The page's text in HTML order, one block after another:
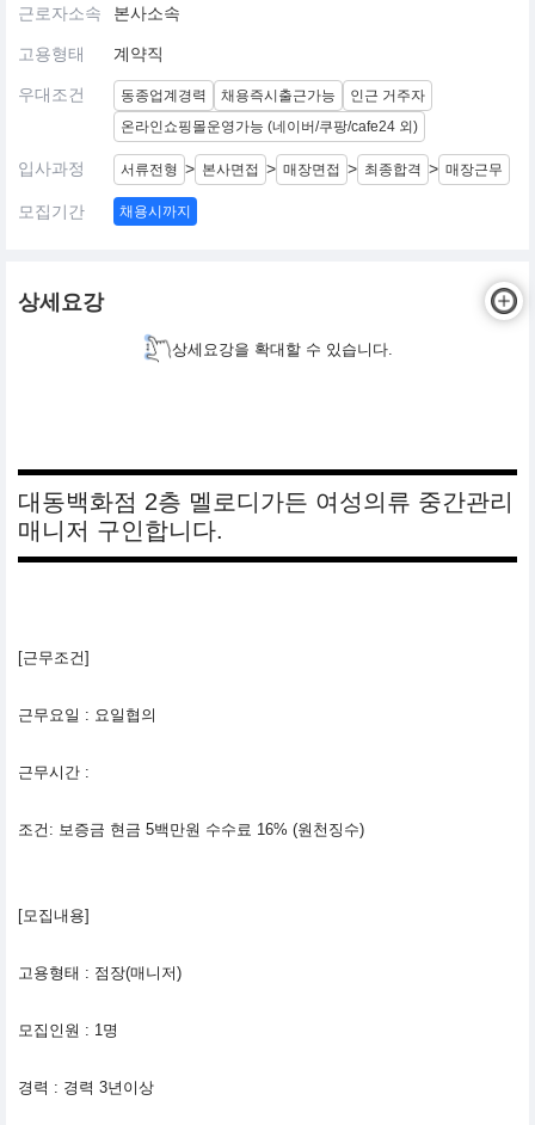
근로자소속 본사소속
고용형태 계약직
우대조건 동종업계경력 채용즉시출근가능
인근 거주자
온라인쇼핑몰운영가능 (네이버/쿠팡/cafe24 외)
입사과정 서류전형 > 본사면접 > 매장면접 > 최종합격 > 매장근무
모집기간 채용시까지
상세요강
상세요강을 확대할 수 있습니다.
대동백화점 2층 멜로디가든 여성의류 중간관리
매니저 구인합니다.
[근무조건]
근무요일 : 요일협의
근무시간 :
조건: 보증금 현금 5백만원 수수료 16% (원천징수)
[모집내용]
고용형태 : 점장(매니저)
모집인원 : 1명
경력 : 경력 3년이상